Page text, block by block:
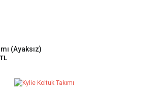
(Ayaksız)